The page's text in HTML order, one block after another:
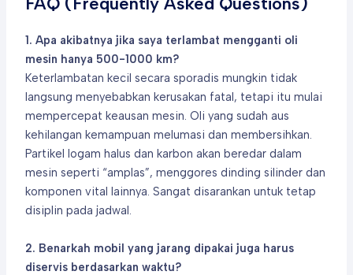
1. Apa akibatnya jika saya terlambat mengganti oli
mesin hanya 500-1000 km?
Keterlambatan kecil secara sporadis mungkin tidak
langsung menyebabkan kerusakan fatal, tetapi itu mulai
mempercepat keausan mesin. Oli yang sudah aus
kehilangan kemampuan melumasi dan membersihkan.
Partikel logam halus dan karbon akan beredar dalam
mesin seperti “amplas”, menggores dinding silinder dan
komponen vital lainnya. Sangat disarankan untuk tetap
disiplin pada jadwal.
2. Benarkah mobil yang jarang dipakai juga harus
diservis berdasarkan waktu?